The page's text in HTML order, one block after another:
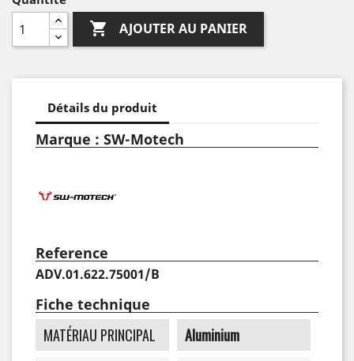
 AJOUTER AU PANIER
Détails du produit
Marque : SW-Motech
Reference
ADV.01.622.75001/B
Fiche technique
MATÉRIAU PRINCIPAL
Aluminium